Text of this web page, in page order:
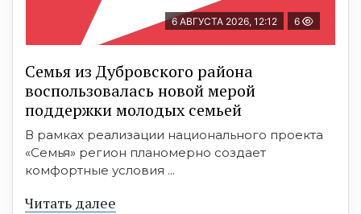
6 АВГУСТА 2026, 12:12 6
Семья из Дубровского района
воспользовалась новой мерой
поддержки молодых семьей
В рамках реализации национального проекта
«Семья» регион планомерно создает
комфортные условия ...
Читать далее